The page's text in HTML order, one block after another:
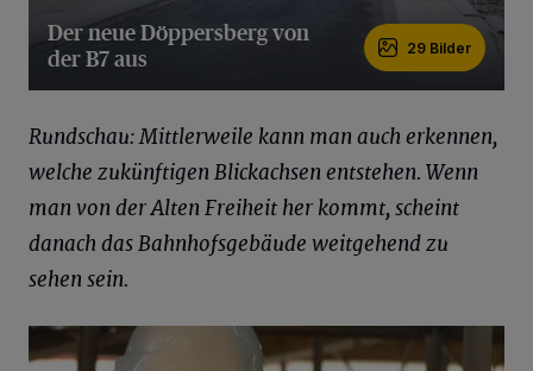
Der neue Döppersberg von
der B7 aus
29 Bilder
Rundschau: Mittlerweile kann man auch erkennen,
welche zukünftigen Blickachsen entstehen. Wenn
man von der Alten Freiheit her kommt, scheint
danach das Bahnhofsgebäude weitgehend zu
sehen sein.